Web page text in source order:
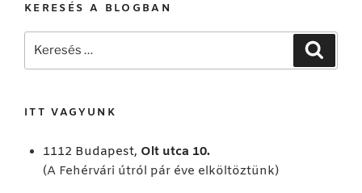
KERESÉS A BLOGBAN
Keresés
ITT VAGYUNK
1112 Budapest, Olt utca 10.
(A Fehérvári útról pár éve elköltöztünk)